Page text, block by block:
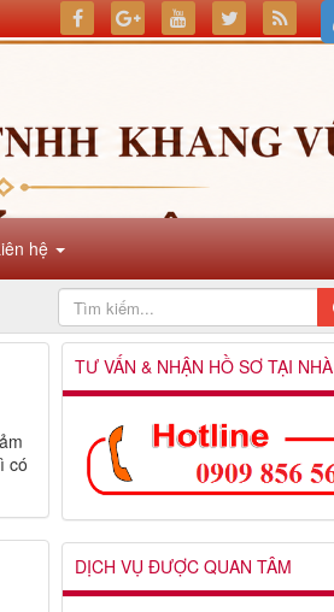
hệ
có
TƯ VẤN & NHẬN HỒ SƠ TẠI NHÀ
DỊCH VỤ ĐƯỢC QUAN TÂM